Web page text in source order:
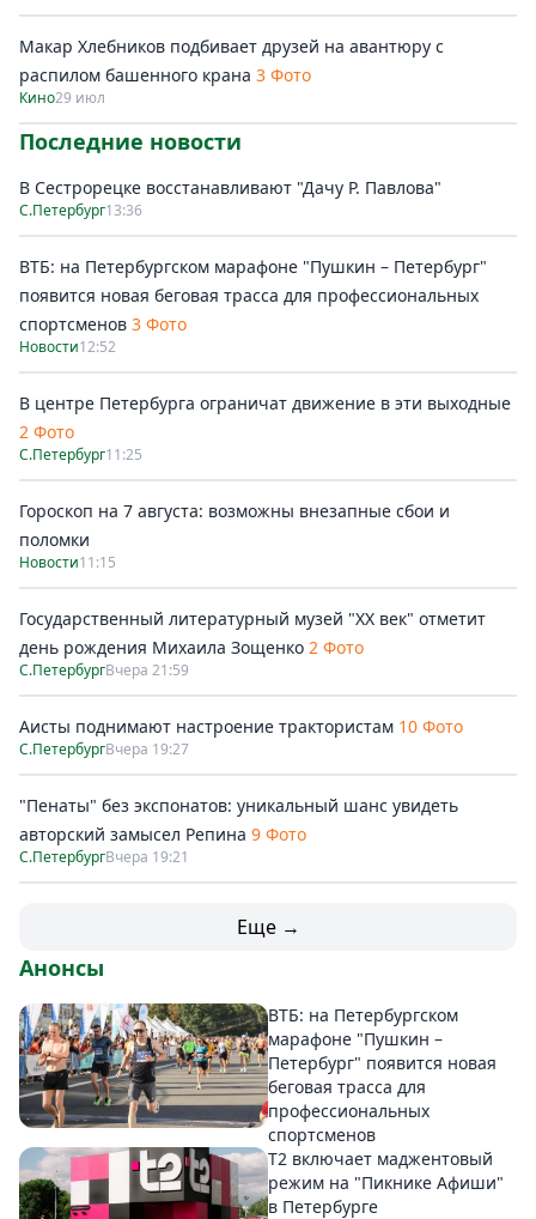
Макар Хлебников подбивает друзей на авантюру с
распилом башенного крана 3 Фото
Кино29 июл
Последние новости
В Сестрорецке восстанавливают "Дачу Р. Павлова"
С.Петербург13:36
ВТБ: на Петербургском марафоне "Пушкин – Петербург"
появится новая беговая трасса для профессиональных
спортсменов 3 Фото
Новости12:52
В центре Петербурга ограничат движение в эти выходные
2 Фото
С.Петербург11:25
Гороскоп на 7 августа: возможны внезапные сбои и
поломки
Новости11:15
Государственный литературный музей "ХХ век" отметит
день рождения Михаила Зощенко 2 Фото
С.ПетербургВчера 21:59
Аисты поднимают настроение трактористам 10 Фото
С.ПетербургВчера 19:27
"Пенаты" без экспонатов: уникальный шанс увидеть
авторский замысел Репина 9 Фото
С.ПетербургВчера 19:21
Еще →
Анонсы
ВТБ: на Петербургском
марафоне "Пушкин –
Петербург" появится новая
беговая трасса для
профессиональных
спортсменов
Т2 включает маджентовый
режим на "Пикнике Афиши"
в Петербурге